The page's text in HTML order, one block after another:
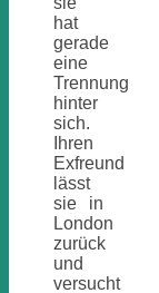
hat
gerade
eine
Trennung
hinter
sich.
Ihren
Exfreund
lässt
sie in
London
zurück
und
versucht